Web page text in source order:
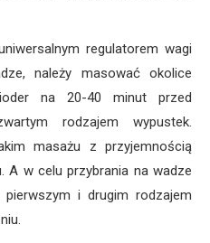
regulatorem wagi
należy masować okolice
na 20-40 minut przed
rodzajem wypustek.
masażu z przyjemnością
A w celu przybrania na wadze
i drugim rodzajem